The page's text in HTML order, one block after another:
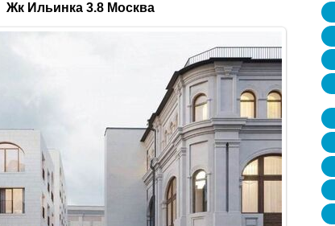
Жк Ильинка 3.8 Москва